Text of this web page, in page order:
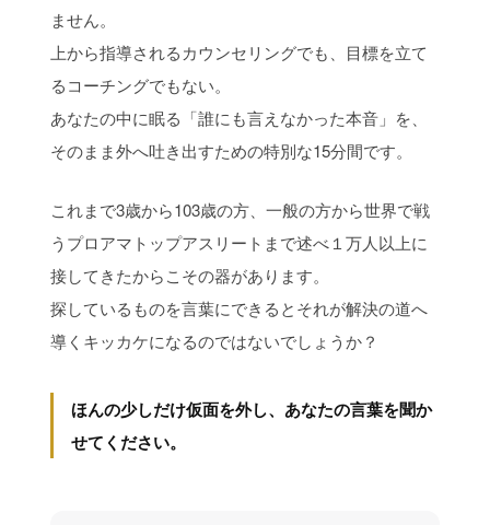
ません。
上から指導されるカウンセリングでも、目標を立て
るコーチングでもない。
あなたの中に眠る「誰にも言えなかった本音」を、
そのまま外へ吐き出すための特別な15分間です。
これまで3歳から103歳の方、一般の方から世界で戦
うプロアマトップアスリートまで述べ１万人以上に
接してきたからこその器があります。
探しているものを言葉にできるとそれが解決の道へ
導くキッカケになるのではないでしょうか？
ほんの少しだけ仮面を外し、あなたの言葉を聞か
せてください。